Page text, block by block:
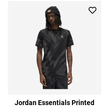
Jordan Essentials Printed